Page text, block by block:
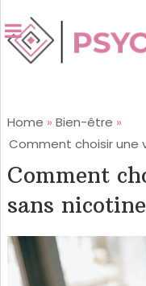
Home » Bien-être »
Comment choisir une
Comment
sans